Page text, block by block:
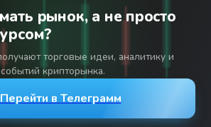
интернет-портал «Банки
сайт BanksToday.net вы
Сегодня» зарегистрировано
по надзору в сфере связи,
и массовых коммуникаций,
серия Эл № 04-216902
рынок, а не просто
торговые идеи, аналитику и
крипторынка.
Перейти в Телеграмм